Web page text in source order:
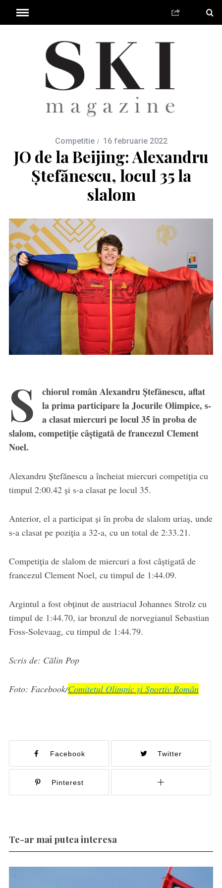
Competitie 16 februarie 2022
JO de la Beijing: Alexandru
Ștefănescu, locul 35 la
slalom
S
chiorul român Alexandru Ștefănescu, aflat
la prima participare la Jocurile Olimpice, s-
a clasat miercuri pe locul 35 în proba de
slalom, competiție câștigată de francezul Clement
Noel.
Alexandru Ştefănescu a încheiat miercuri competiția cu
timpul 2:00.42 și s-a clasat pe locul 35.
Anterior, el a participat și în proba de slalom uriaș, unde
s-a clasat pe poziția a 32-a, cu un total de 2:33.21.
Competiția de slalom de miercuri a fost câștigată de
francezul Clement Noel, cu timpul de 1:44.09.
Argintul a fost obținut de austriacul Johannes Strolz cu
timpul de 1:44.70, iar bronzul de norvegianul Sebastian
Foss-Solevaag, cu timpul de 1:44.79.
Scris de: Călin Pop
Foto: Facebook/Comitetul Olimpic și Sportiv Român
Facebook Twitter
Pinterest
Te-ar mai putea interesa